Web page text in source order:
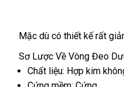
V-
Inox
Vòng
Đeo
Mặc tư
dù có thiết kếđịa
chỉ
rất
Sơ Lược Về Vòng Đeo
Chất liệu: Hợp kim